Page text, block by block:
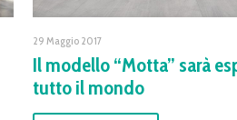
29 Maggio 2017
Il modello “Motta” sarà
tutto il mondo